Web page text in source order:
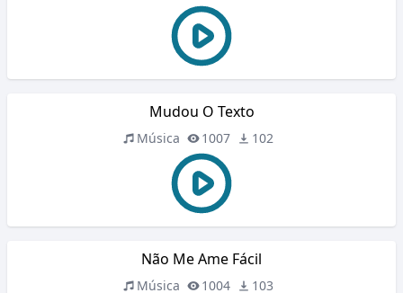
Mudou O Texto
Música 1007 102
Não Me Ame Fácil
Música 1004 103